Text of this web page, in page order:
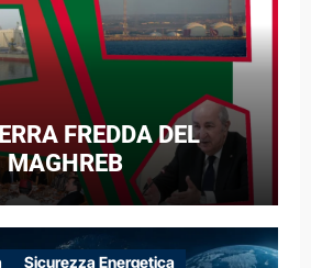
FREDDA DEL
MAGHREB
Sicurezza Energetica